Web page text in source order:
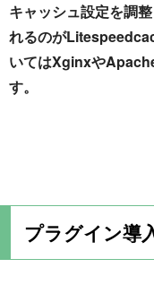
キャッシュ設定を調
れるのが
いてはXginxや
す。
プラグイン導